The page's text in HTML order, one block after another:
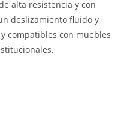
alta resistencia y con
deslizamiento fluido y
compatibles con muebles